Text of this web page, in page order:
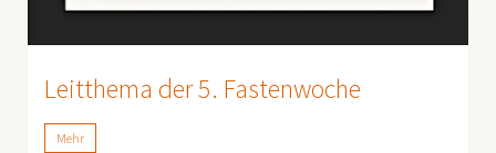
Leitthema der 5. Fastenwoche
Mehr